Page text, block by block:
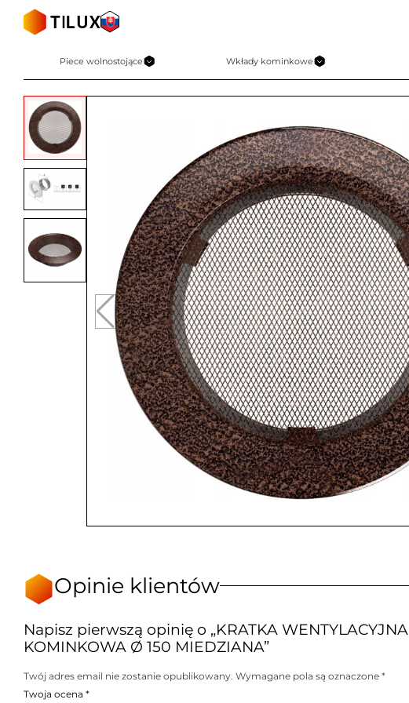
Piece wolnostojące Wkłady kominkowe
Opinie klientów
Napisz pierwszą opinię o „KRATKA WENTYLACYJNA
KOMINKOWA Ø 150 MIEDZIANA”
Twój adres email nie zostanie opublikowany. Wymagane pola są oznaczone *
Twoja ocena *